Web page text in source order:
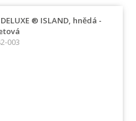
® ISLAND, hnědá -
003